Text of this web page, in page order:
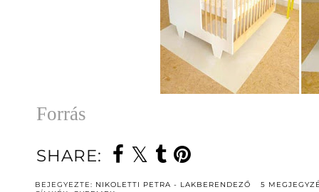
Forrás
SHARE:
BEJEGYEZTE: NIKOLETTI PETRA - LAKBERENDEZŐ
5